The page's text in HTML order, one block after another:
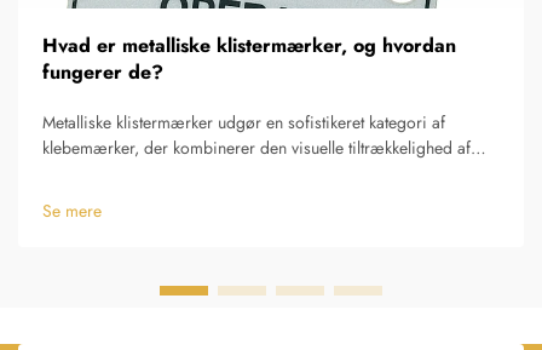
Hvad er metalliske klistermærker, og hvordan
fungerer de?
Metalliske klistermærker udgør en sofistikeret kategori af
klebemærker, der kombinerer den visuelle tiltrækkelighed af
traditionelle klistermærkeanvendelser. Disse specialiserede
produkter anvender avancerede fremstillingsprocesser...
Se mere